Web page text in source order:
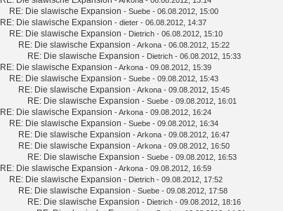
RE: Die slawische Expansion - Suebe - 06.08.2012, 15:00
RE: Die slawische Expansion - dieter - 06.08.2012, 14:37
RE: Die slawische Expansion - Dietrich - 06.08.2012, 15:10
RE: Die slawische Expansion -Arkona - 06.08.2012, 15:22
RE: Die slawische Expansion - Dietrich - 06.08.2012, 15:33
RE: Die slawische Expansion -Arkona - 09.08.2012, 15:39
RE: Die slawische Expansion - Suebe - 09.08.2012, 15:43
RE: Die slawische Expansion -Arkona - 09.08.2012, 15:45
RE: Die slawische Expansion - Suebe - 09.08.2012, 16:01
RE: Die slawische Expansion -Arkona - 09.08.2012, 16:24
RE: Die slawische Expansion - Suebe - 09.08.2012, 16:34
RE: Die slawische Expansion -Arkona - 09.08.2012, 16:47
RE: Die slawische Expansion -Arkona - 09.08.2012, 16:50
RE: Die slawische Expansion - Suebe - 09.08.2012, 16:53
RE: Die slawische Expansion -Arkona - 09.08.2012, 16:59
RE: Die slawische Expansion - Dietrich - 09.08.2012, 17:52
RE: Die slawische Expansion - Suebe - 09.08.2012, 17:58
RE: Die slawische Expansion - Dietrich - 09.08.2012, 18:16